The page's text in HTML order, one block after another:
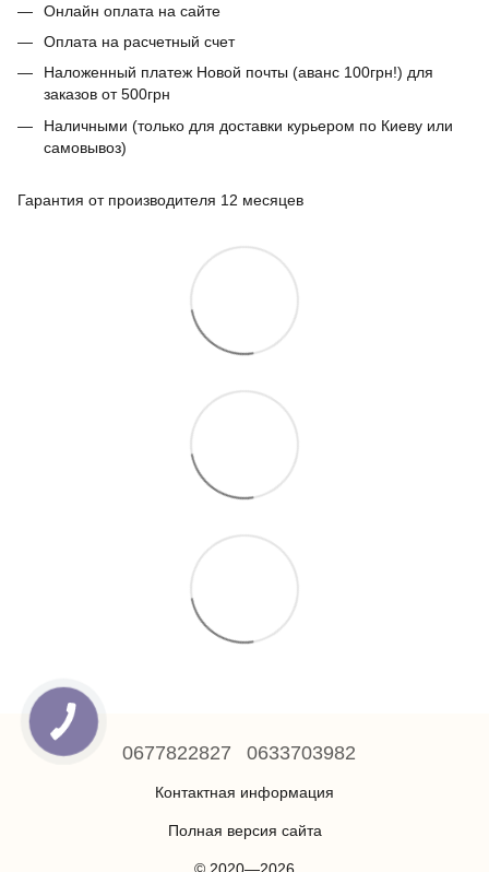
Онлайн оплата на сайте
Оплата на расчетный счет
Наложенный платеж Новой почты (аванс 100грн!) для
заказов от 500грн
Наличными (только для доставки курьером по Киеву или
самовывоз)
Гарантия от производителя 12 месяцев
0677822827 0633703982
Контактная информация
Полная версия сайта